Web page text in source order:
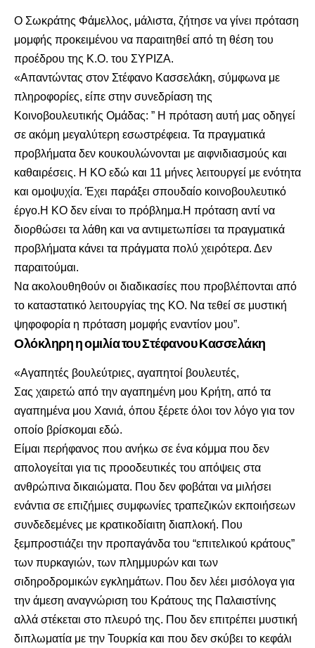
Ο Σωκράτης Φάμελλος, μάλιστα, ζήτησε να γίνει πρόταση
μομφής προκειμένου να παραιτηθεί από τη θέση του
προέδρου της Κ.Ο. του ΣΥΡΙΖΑ.
«Απαντώντας στον Στέφανο Κασσελάκη, σύμφωνα με
πληροφορίες, είπε στην συνεδρίαση της
Κοινοβουλευτικής Ομάδας: ” Η πρόταση αυτή μας οδηγεί
σε ακόμη μεγαλύτερη εσωστρέφεια. Τα πραγματικά
προβλήματα δεν κουκουλώνονται με αιφνιδιασμούς και
καθαιρέσεις. Η ΚΟ εδώ και 11 μήνες λειτουργεί με ενότητα
και ομοψυχία. Έχει παράξει σπουδαίο κοινοβουλευτικό
έργο.Η ΚΟ δεν είναι το πρόβλημα.Η πρόταση αντί να
διορθώσει τα λάθη και να αντιμετωπίσει τα πραγματικά
προβλήματα κάνει τα πράγματα πολύ χειρότερα. Δεν
παραιτούμαι.
Να ακολουθηθούν οι διαδικασίες που προβλέπονται από
το καταστατικό λειτουργίας της ΚΟ. Να τεθεί σε μυστική
ψηφοφορία η πρόταση μομφής εναντίον μου”.
Ολόκληρη η ομιλία του Στέφανου Κασσελάκη
«Αγαπητές βουλεύτριες, αγαπητοί βουλευτές,
Σας χαιρετώ από την αγαπημένη μου Κρήτη, από τα
αγαπημένα μου Χανιά, όπου ξέρετε όλοι τον λόγο για τον
οποίο βρίσκομαι εδώ.
Είμαι περήφανος που ανήκω σε ένα κόμμα που δεν
απολογείται για τις προοδευτικές του απόψεις στα
ανθρώπινα δικαιώματα. Που δεν φοβάται να μιλήσει
ενάντια σε επιζήμιες συμφωνίες τραπεζικών εκποιήσεων
συνδεδεμένες με κρατικοδίαιτη διαπλοκή. Που
ξεμπροστιάζει την προπαγάνδα του “επιτελικού κράτους”
των πυρκαγιών, των πλημμυρών και των
σιδηροδρομικών εγκλημάτων. Που δεν λέει μισόλογα για
την άμεση αναγνώριση του Κράτους της Παλαιστίνης
αλλά στέκεται στο πλευρό της. Που δεν επιτρέπει μυστική
διπλωματία με την Τουρκία και που δεν σκύβει το κεφάλι